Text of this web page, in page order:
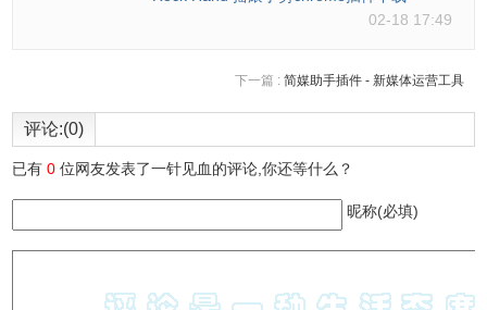
02-18 17:49
下一篇 : 简媒助手插件 - 新媒体运营工具
评论:(0)
已有0 位网友发表了一针见血的评论,你还等什么？
昵称(必填)